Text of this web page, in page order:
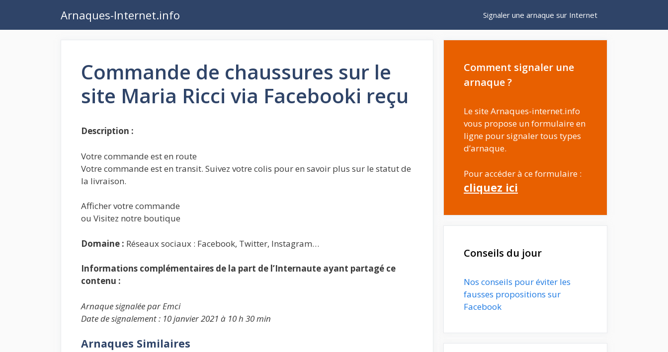
contenu
Arnaques-Internet.info Signaler une arnaque sur Internet
Commande de chaussures sur le
site Maria Ricci via Facebooki reçu
Description :
Votre commande est en route
Votre commande est en transit. Suivez votre colis pour en savoir plus sur le statut de
la livraison.
Afficher votre commande
ou Visitez notre boutique
Domaine : Réseaux sociaux : Facebook, Twitter, Instagram…
Informations complémentaires de la part de l’Internaute ayant partagé ce
contenu :
Arnaque signalée par Emci
Date de signalement : 10 janvier 2021 à 10 h 30 min
Arnaques Similaires
Comment signaler une
arnaque ?
Le site Arnaques-internet.info
vous propose un formulaire en
ligne pour signaler tous types
d’arnaque.
Pour accéder à ce formulaire :
cliquez ici
Conseils du jour
Nos conseils pour éviter les
fausses propositions sur
Facebook